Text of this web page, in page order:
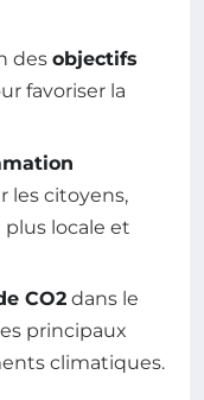
des objectifs
favoriser la
les citoyens,
locale et
CO2 dans le
principaux
climatiques.